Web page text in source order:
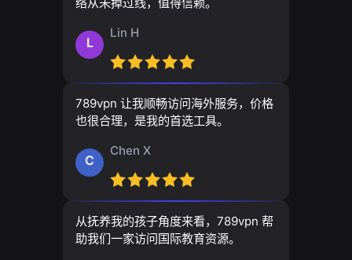
L
Lin H
789vpn 让我顺畅访问海外服务，价格
也很合理，是我的首选工具。
C
Chen X
从抚养我的孩子角度来看，789vpn 帮
助我们一家访问国际教育资源。